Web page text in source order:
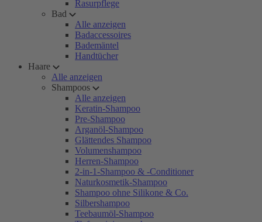
Rasurpflege
Bad
Alle anzeigen
Badaccessoires
Bademäntel
Handtücher
Haare
Alle anzeigen
Shampoos
Alle anzeigen
Keratin-Shampoo
Pre-Shampoo
Arganöl-Shampoo
Glättendes Shampoo
Volumenshampoo
Herren-Shampoo
2-in-1-Shampoo & -Conditioner
Naturkosmetik-Shampoo
Shampoo ohne Silikone & Co.
Silbershampoo
Teebaumöl-Shampoo